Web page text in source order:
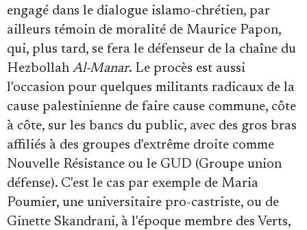
engagé dans le dialogue islamo-chrétien, par
ailleurs témoin de moralité de Maurice Papon,
qui, plus tard, se fera le défenseur de la chaîne du
Hezbollah Al-Manar. Le procès est aussi
l'occasion pour quelques militants radicaux de la
cause palestinienne de faire cause commune, côte
à côte, sur les bancs du public, avec des gros bras
affiliés à des groupes d'extrême droite comme
Nouvelle Résistance ou le GUD (Groupe union
défense). C'est le cas par exemple de Maria
Poumier, une universitaire pro-castriste, ou de
Ginette Skandrani, à l'époque membre des Verts,